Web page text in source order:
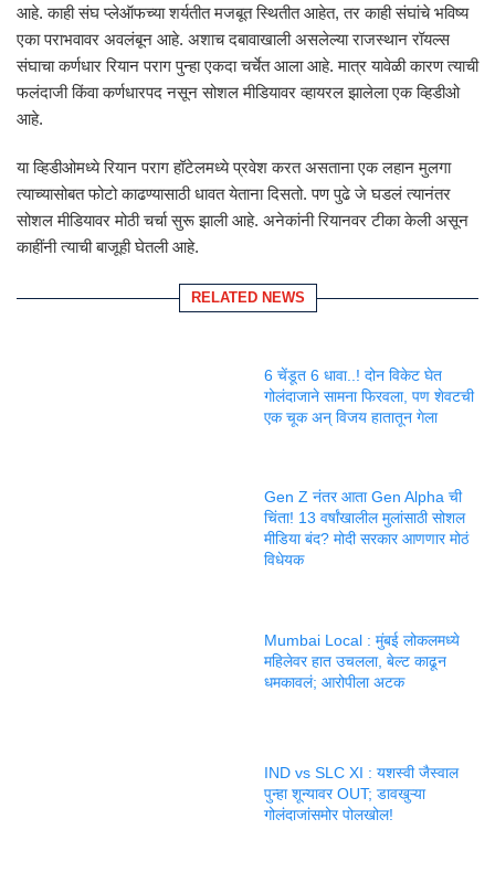
आहे. काही संघ प्लेऑफच्या शर्यतीत मजबूत स्थितीत आहेत, तर काही संघांचे भविष्य
एका पराभवावर अवलंबून आहे. अशाच दबावाखाली असलेल्या राजस्थान रॉयल्स
संघाचा कर्णधार रियान पराग पुन्हा एकदा चर्चेत आला आहे. मात्र यावेळी कारण त्याची
फलंदाजी किंवा कर्णधारपद नसून सोशल मीडियावर व्हायरल झालेला एक व्हिडीओ
आहे.
या व्हिडीओमध्ये रियान पराग हॉटेलमध्ये प्रवेश करत असताना एक लहान मुलगा
त्याच्यासोबत फोटो काढण्यासाठी धावत येताना दिसतो. पण पुढे जे घडलं त्यानंतर
सोशल मीडियावर मोठी चर्चा सुरू झाली आहे. अनेकांनी रियानवर टीका केली असून
काहींनी त्याची बाजूही घेतली आहे.
RELATED NEWS
6 चेंडूत 6 धावा..! दोन विकेट घेत
गोलंदाजाने सामना फिरवला, पण शेवटची
एक चूक अन् विजय हातातून गेला
Gen Z नंतर आता Gen Alpha ची
चिंता! 13 वर्षांखालील मुलांसाठी सोशल
मीडिया बंद? मोदी सरकार आणणार मोठं
विधेयक
Mumbai Local : मुंबई लोकलमध्ये
महिलेवर हात उचलला, बेल्ट काढून
धमकावलं; आरोपीला अटक
IND vs SLC XI : यशस्वी जैस्वाल
पुन्हा शून्यावर OUT; डावखुऱ्या
गोलंदाजांसमोर पोलखोल!